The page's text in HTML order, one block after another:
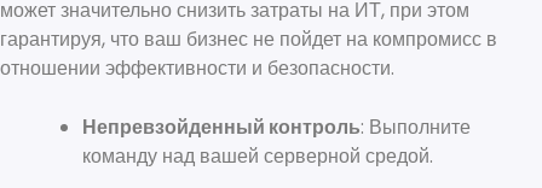
может значительно снизить затраты на ИТ, при этом
гарантируя, что ваш бизнес не пойдет на компромисс в
отношении эффективности и безопасности.
Непревзойденный контроль: Выполните
команду над вашей серверной средой.